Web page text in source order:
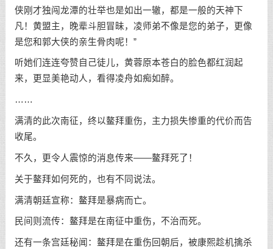
侠刚才独闯龙潭的壮举也是如出一辙，都是一般的天神下
凡！黄盟主，晚辈斗胆冒昧，凌师弟不像是您的弟子，更像
是您和郭大侠的亲生骨肉呢！”
听她们连连夸赞自己徒儿，黄蓉原本苍白的脸色都红润起
来，更显美艳动人，看得凌舟如痴如醉。
……
满清的此次南征，终以鳌拜重伤，主力损失惨重的代价而告
收尾。
不久，更令人震惊的消息传来——鳌拜死了！
关于鳌拜如何死的，也有不同说法。
满清朝廷宣称：鳌拜是暴病而亡。
民间则流传：鳌拜是在南征中重伤，不治而死。
还有一条宫廷秘闻：鳌拜是在重伤回朝后，被康熙趁机擒杀